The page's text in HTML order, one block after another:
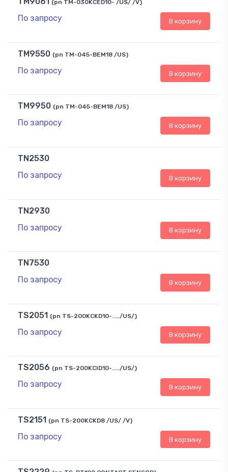
(pn TM-030KCED10- /US/ /V)
По запросу В корзину
TM9550 (pn TM-045-BEM18 /US)
По запросу В корзину
TM9950 (pn TM-045-BEM18 /US)
По запросу В корзину
TN2530
По запросу
В корзину
TN2930
По запросу
В корзину
TN7530
По запросу
В корзину
TS2051 (pn TS-200KCKD10-...../US/)
По запросу В корзину
TS2056 (pn TS-200KCID10-...../US/)
По запросу В корзину
TS2151 (pn TS-200KCKD8 /US/ /V)
По запросу В корзину